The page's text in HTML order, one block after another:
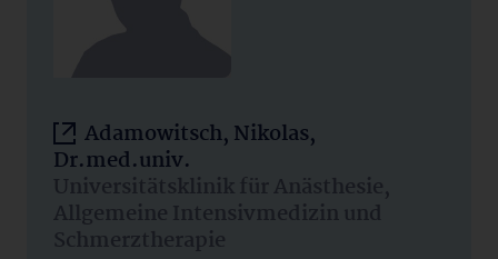
Adamowitsch, Nikolas,
Dr.med.univ.
Universitätsklinik für Anästhesie,
Allgemeine Intensivmedizin und
Schmerztherapie